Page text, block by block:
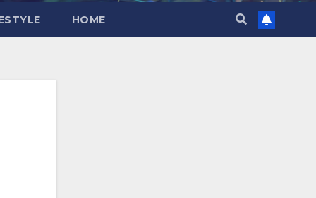
HOME